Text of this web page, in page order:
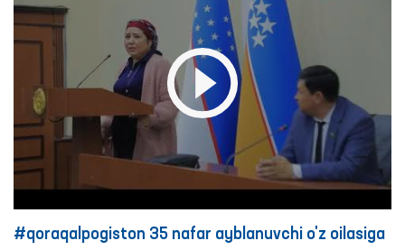
#qoraqalpogiston 35 nafar ayblanuvchi o'z oilasiga